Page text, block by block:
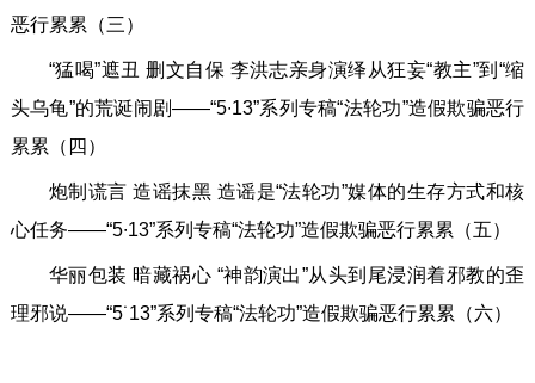
恶行累累（三）
“猛喝”遮丑 删文自保 李洪志亲身演绎从狂妄“教主”到“缩
头乌龟”的荒诞闹剧——“5∙13”系列专稿“法轮功”造假欺骗恶行
累累（四）
炮制谎言 造谣抹黑 造谣是“法轮功”媒体的生存方式和核
心任务——“5∙13”系列专稿“法轮功”造假欺骗恶行累累（五）
华丽包装 暗藏祸心 “神韵演出”从头到尾浸润着邪教的歪
理邪说——“5˙13”系列专稿“法轮功”造假欺骗恶行累累（六）